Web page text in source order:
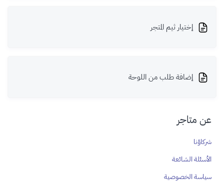
إختيار ثيم المتجر
إضافة طلب من اللوحة
عن متاجر
شركاؤنا
الأسئلة الشائعة
سياسة الخصوصية